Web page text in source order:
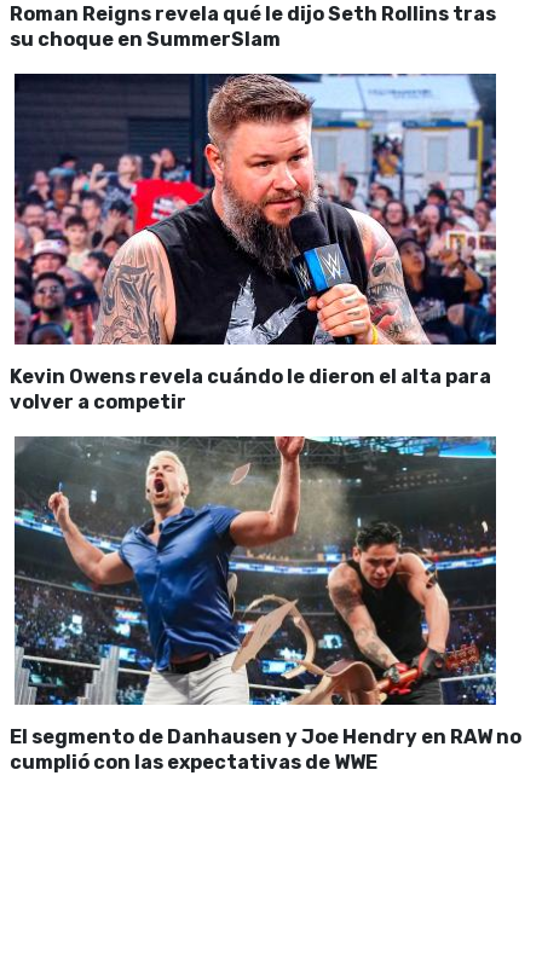
Roman Reigns revela qué le dijo Seth Rollins tras
su choque en SummerSlam
Kevin Owens revela cuándo le dieron el alta para
volver a competir
El segmento de Danhausen y Joe Hendry en RAW no
cumplió con las expectativas de WWE